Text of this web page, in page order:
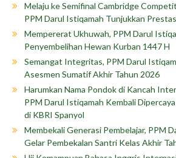
Melaju ke Semifinal Cambridge
PPM Darul Istiqamah Tunjukkan
Mempererat Ukhuwah, PPM Darul
Penyembelihan Hewan Kurban 1447 H
Semangat Integritas, PPM Darul
Asesmen Sumatif Akhir Tahun 2026
Harumkan Nama Pondok di Kancah
PPM Darul Istiqamah Kembali
di KBRI Spanyol
Membekali Generasi Pembelajar, PPM
Gelar Pembekalan Santri Kelas Akhir